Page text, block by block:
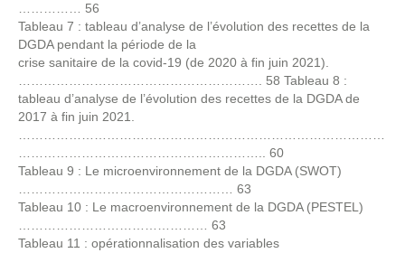
…………… 56
Tableau 7 : tableau d’analyse de l’évolution des recettes de la
DGDA pendant la période de la
crise sanitaire de la covid-19 (de 2020 à fin juin 2021).
…………………………………………………. 58 Tableau 8 :
tableau d’analyse de l’évolution des recettes de la DGDA de
2017 à fin juin 2021.
………………………………………………….. 60
Tableau 9 : Le microenvironnement de la DGDA (SWOT)
…………………………………………… 63
Tableau 10 : Le macroenvironnement de la DGDA (PESTEL)
……………………………………… 63
Tableau 11 : opérationnalisation des variables